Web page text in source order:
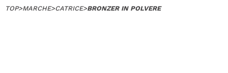
TOP>MARCHE>CATRICE>BRONZER IN POLVERE